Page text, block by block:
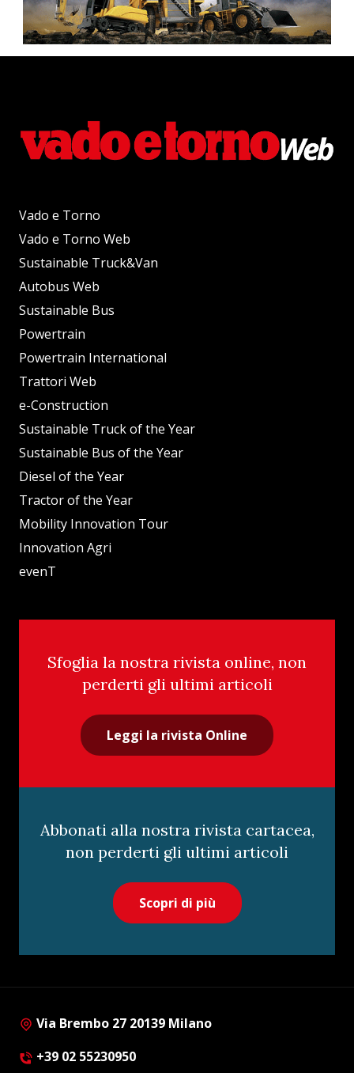
Vado e Torno
Vado e Torno Web
Sustainable Truck&Van
Autobus Web
Sustainable Bus
Powertrain
Powertrain International
Trattori Web
e-Construction
Sustainable Truck of the Year
Sustainable Bus of the Year
Diesel of the Year
Tractor of the Year
Mobility Innovation Tour
Innovation Agri
evenT
Sfoglia la nostra rivista online, non
perderti gli ultimi articoli
Leggi la rivista Online
Abbonati alla nostra rivista cartacea,
non perderti gli ultimi articoli
Scopri di più
Via Brembo 27 20139 Milano
+39 02 55230950